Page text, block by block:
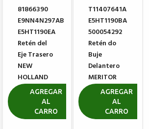
81866390
E9NN4N297AB
E5HT1190EA
Retén del
Eje Trasero
NEW
HOLLAND
CASE
R$ 216,37
AGREGAR
AL
CARRO
T11407641A
E5HT1190BA
500054292
Retén do
Buje
Delantero
MERITOR
806584
R$ 25,00
R$ 128,41
AGREGAR
AL
CARRO